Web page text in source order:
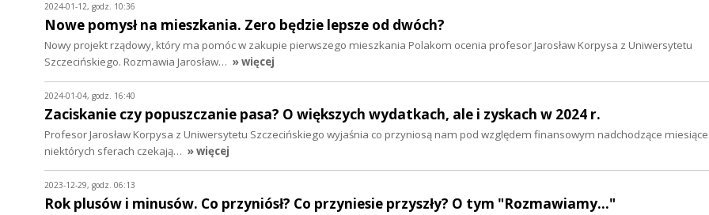
2024-01-12, godz. 10:36
Nowe pomysł na mieszkania. Zero będzie lepsze od dwóch?
Nowy projekt rządowy, który ma pomóc w zakupie pierwszego mieszkania Polakom ocenia profesor Jarosław Korpysa z Uniwersytetu
Szczecińskiego. Rozmawia Jarosław… » więcej
2024-01-04, godz. 16:40
Zaciskanie czy popuszczanie pasa? O większych wydatkach, ale i zyskach w 2024 r.
Profesor Jarosław Korpysa z Uniwersytetu Szczecińskiego wyjaśnia co przyniosą nam pod względem finansowym nadchodzące
niektórych sferach czekają… » więcej
2023-12-29, godz. 06:13
Rok plusów i minusów. Co przyniósł? Co przyniesie przyszły? O tym "Rozmawiamy..."